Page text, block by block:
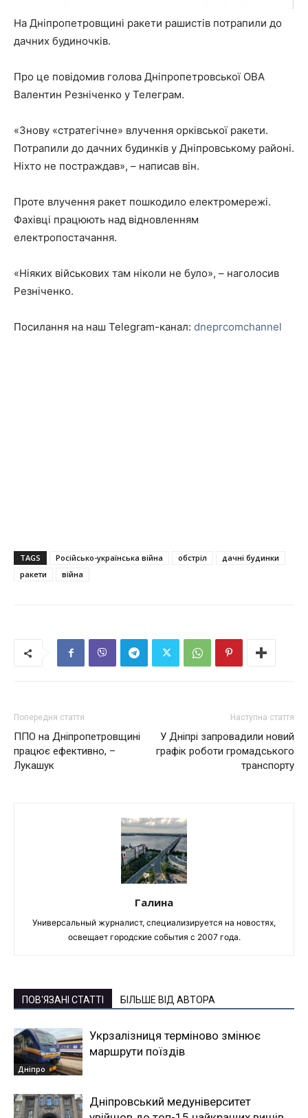
На Дніпропетровщині ракети рашистів потрапили до
дачних будиночків.
Про це повідомив голова Дніпропетровської ОВА
Валентин Резніченко у Телеграм.
«Знову «стратегічне» влучення орківської ракети.
Потрапили до дачних будинків у Дніпровському районі.
Ніхто не постраждав», – написав він.
Проте влучення ракет пошкодило електромережі.
Фахівці працюють над відновленням
електропостачання.
«Ніяких військових там ніколи не було», – наголосив
Резніченко.
Посилання на наш Telegram-канал: dneprcomchannel
TAGS Російсько-українська війна обстріл
дачні будинки
ракети
війна
Попередня стаття
ППО на Дніпропетровщині
працює ефективно, –
Лукашук
Наступна стаття
У Дніпрі запровадили новий
графік роботи громадського
транспорту
Галина
Универсальный журналист, специализируется на новостях,
освещает городские события с 2007 года.
ПОВ'ЯЗАНІ СТАТТІ БІЛЬШЕ ВІД АВТОРА
Дніпро
Укрзалізниця терміново змінює
маршрути поїздів
Дніпровський медуніверситет